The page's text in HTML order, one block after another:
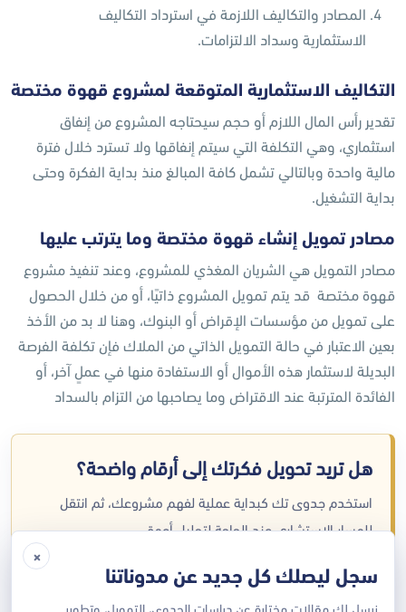
المصادر والتكاليف اللازمة في استرداد التكاليف
الاستثمارية وسداد الالتزامات.
التكاليف الاستثمارية المتوقعة لمشروع قهوة مختصة
تقدير رأس المال اللازم أو حجم سيحتاجه المشروع من إنفاق
استثماري، وهي التكلفة التي سيتم إنفاقها ولا تسترد خلال فترة
مالية واحدة وبالتالي تشمل كافة المبالغ منذ بداية الفكرة وحتى
بداية التشغيل.
مصادر تمويل إنشاء قهوة مختصة وما يترتب عليها
مصادر التمويل هي الشريان المغذي للمشروع، وعند تنفيذ مشروع
قهوة مختصة قد يتم تمويل المشروع ذاتيًا، أو من خلال الحصول
على تمويل من مؤسسات الإقراض أو البنوك، وهنا لا بد من الأخذ
بعين الاعتبار في حالة التمويل الذاتي من الملاك فإن تكلفة الفرصة
البديلة لاستثمار هذه الأموال أو الاستفادة منها في عملٍ آخر، أو
الفائدة المترتبة عند الاقتراض وما يصاحبها من التزام بالسداد
هل تريد تحويل فكرتك إلى أرقام واضحة؟
استخدم جدوى تك كبداية عملية لفهم مشروعك، ثم انتقل
للمسار الاستشاري عند الحاجة لتحليل أعمق.
ابدأ عبر جدوى تك
×
سجل ليصلك كل جديد عن مدوناتنا
نرسل لك مقالات مختارة عن دراسات الجدوى، التمويل، وتطوير